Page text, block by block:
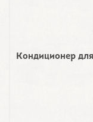
Кондиционер